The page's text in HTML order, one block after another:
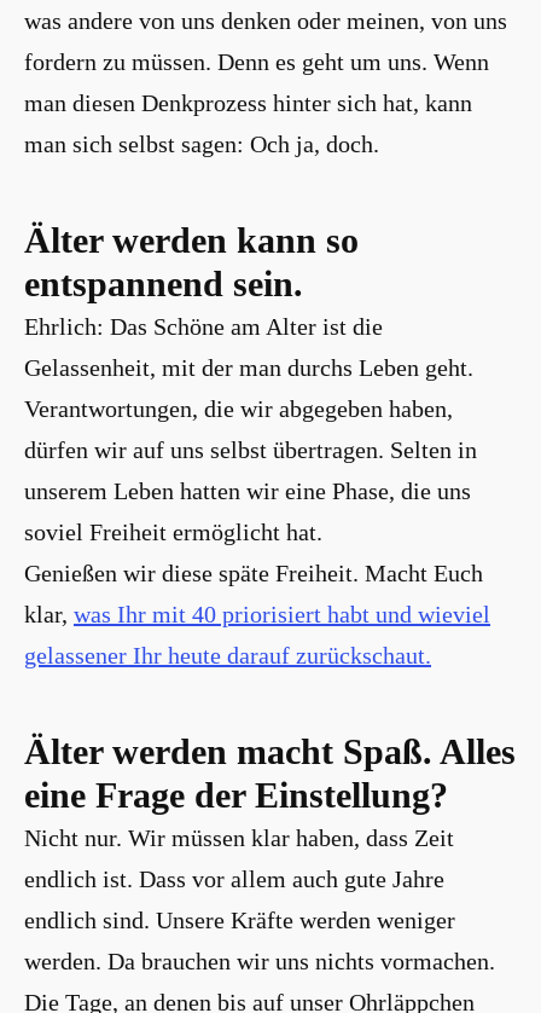
was andere von uns denken oder meinen, von uns
fordern zu müssen. Denn es geht um uns. Wenn
man diesen Denkprozess hinter sich hat, kann
man sich selbst sagen: Och ja, doch.
Älter werden kann so
entspannend sein.
Ehrlich: Das Schöne am Alter ist die
Gelassenheit, mit der man durchs Leben geht.
Verantwortungen, die wir abgegeben haben,
dürfen wir auf uns selbst übertragen. Selten in
unserem Leben hatten wir eine Phase, die uns
soviel Freiheit ermöglicht hat.
Genießen wir diese späte Freiheit. Macht Euch
klar, was Ihr mit 40 priorisiert habt und wieviel
gelassener Ihr heute darauf zurückschaut.
Älter werden macht Spaß. Alles
eine Frage der Einstellung?
Nicht nur. Wir müssen klar haben, dass Zeit
endlich ist. Dass vor allem auch gute Jahre
endlich sind. Unsere Kräfte werden weniger
werden. Da brauchen wir uns nichts vormachen.
Die Tage, an denen bis auf unser Ohrläppchen